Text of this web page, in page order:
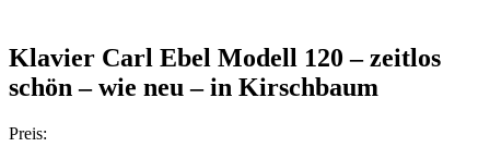
Klavier Carl Ebel Modell 120 – zeitlos
schön – wie neu – in Kirschbaum
Preis: